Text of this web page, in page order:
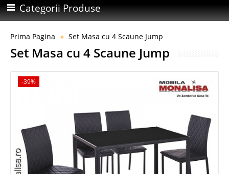
Categorii Produse
Prima Pagina Set Masa cu 4 Scaune Jump
Set Masa cu 4 Scaune Jump
-39%